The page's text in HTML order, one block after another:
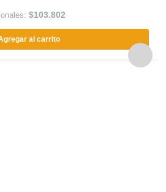
$103.802
al carrito